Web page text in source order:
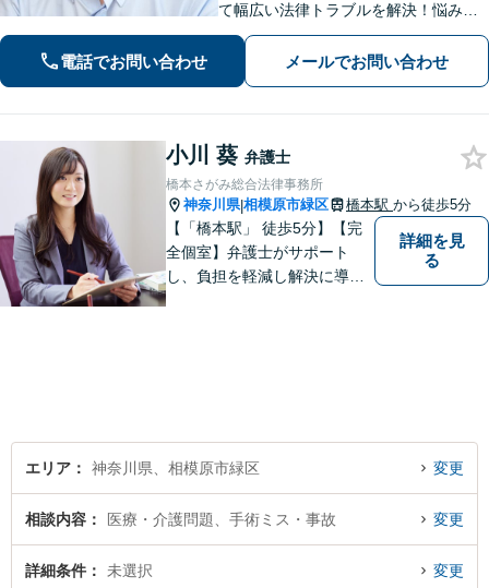
て幅広い法律トラブルを解決！悩みに
寄り添いながら、誠実な対応を心がけ
ております「粘り強い交渉とフットワ
ークの軽さが強み」男性・女性弁護士
電話でお問い合わせ メールでお問い合わせ
小川 葵 弁護士
橋本さがみ総合法律事務所
神奈川県|相模原市緑区 橋本駅 から徒歩5分
【「橋本駅」 徒歩5分】【完
全個室】弁護士がサポート
し、負担を軽減し解決に導き
詳細を見
る
エリア 神奈川県、相模原市緑区 変更
相談内容 医療・介護問題、手術ミス・事故 変更
詳細条件 未選択 変更